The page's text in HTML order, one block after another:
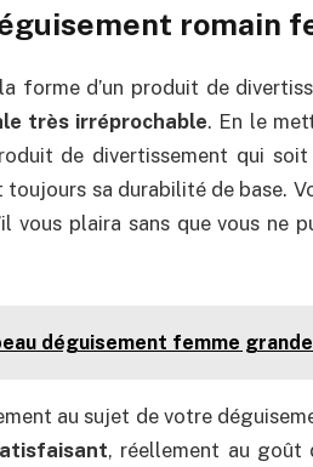
romain
forme d’un produit de
très irréprochable. En le
de divertissement qui
sa durabilité de base.
vous plaira sans que vous ne
déguisement femme
au sujet de votre
, réellement au goût